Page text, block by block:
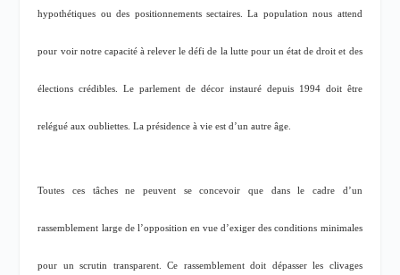
hypothétiques ou des positionnements sectaires. La population nous attend
pour voir notre capacité à relever le défi de la lutte pour un état de droit et des
élections crédibles. Le parlement de décor instauré depuis 1994 doit être
relégué aux oubliettes. La présidence à vie est d’un autre âge.
Toutes ces tâches ne peuvent se concevoir que dans le cadre d’un
rassemblement large de l’opposition en vue d’exiger des conditions minimales
pour un scrutin transparent. Ce rassemblement doit dépasser les clivages